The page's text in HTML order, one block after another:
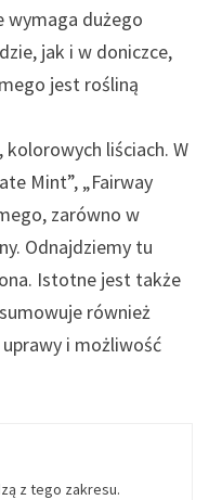
wymaga dużego
jak i w doniczce,
jest rośliną
liściach. W
Mint”, „Fairway
zarówno w
Odnajdziemy tu
Istotne jest także
również
i możliwość
z tego zakresu.